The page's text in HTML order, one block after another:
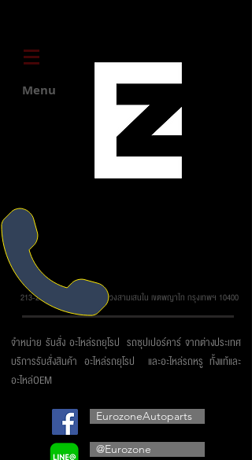
Menu
213-215 ถ.วิภาวดี รังสิต แขวงสามเสนใน เขตพญาไท กรุงเทพฯ 10400
จำหน่าย รับสั่ง อะไหล่รถยุโรป รถซุปเปอร์คาร์ จากต่างประเทศ
บริการรับสั่งสินค้า อะไหล่รถยุโรป และอะไหล่รถหรู ทั้งแท้และ
อะไหล่OEM
EurozoneAutoparts
@Eurozone